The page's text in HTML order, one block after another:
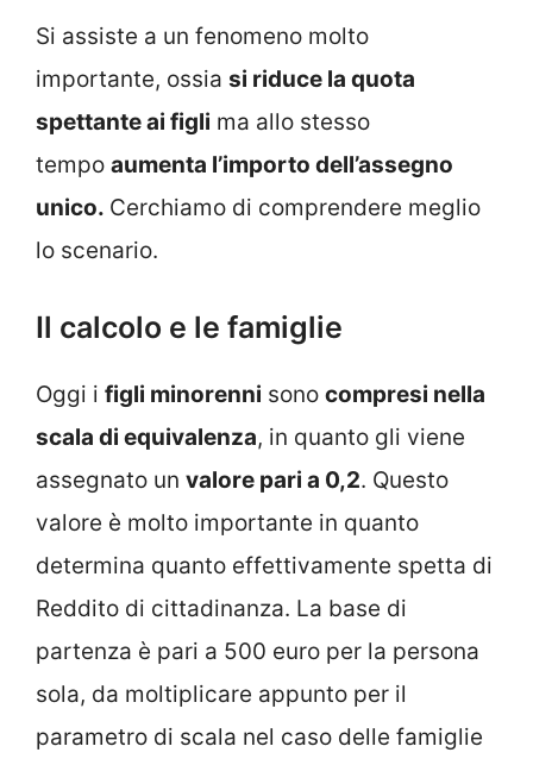
Si assiste a un fenomeno molto
importante, ossia si riduce la quota
spettante ai figli ma allo stesso
tempo aumenta l’importo dell’assegno
unico. Cerchiamo di comprendere meglio
lo scenario.
Il calcolo e le famiglie
Oggi i figli minorenni sono compresi nella
scala di equivalenza, in quanto gli viene
assegnato un valore pari a 0,2. Questo
valore è molto importante in quanto
determina quanto effettivamente spetta di
Reddito di cittadinanza. La base di
partenza è pari a 500 euro per la persona
sola, da moltiplicare appunto per il
parametro di scala nel caso delle famiglie